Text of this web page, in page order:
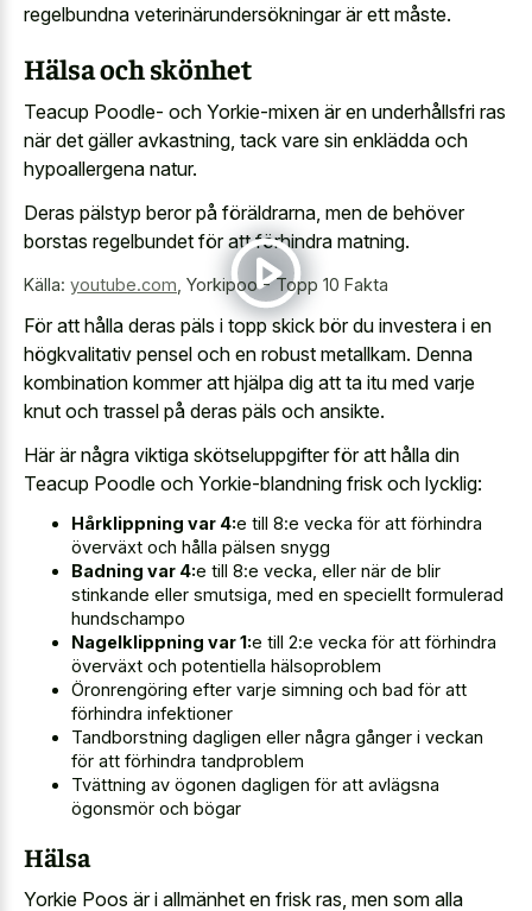
regelbundna veterinärundersökningar är ett måste.
Hälsa och skönhet
Teacup Poodle- och Yorkie-mixen är en underhållsfri ras
när det gäller avkastning, tack vare sin enklädda och
hypoallergena natur.
Deras pälstyp beror på föräldrarna, men de behöver
borstas regelbundet för att förhindra matning.
Källa: youtube.com Yorkipoo - Topp 10 Fakta
För att hålla deras päls i topp skick bör du investera i en
högkvalitativ pensel och en robust metallkam. Denna
kombination kommer att hjälpa dig att ta itu med varje
knut och trassel på deras päls och ansikte.
Här är några viktiga skötseluppgifter för att hålla din
Teacup Poodle och Yorkie-blandning frisk och lycklig:
Hårklippning var 4:e till 8:e vecka för att förhindra
överväxt och hålla pälsen snygg
Badning var 4:e till 8:e vecka, eller när de blir
stinkande eller smutsiga, med en speciellt formulerad
hundschampo
Nagelklippning var 1:e till 2:e vecka för att förhindra
överväxt och potentiella hälsoproblem
Öronrengöring efter varje simning och bad för att
förhindra infektioner
Tandborstning dagligen eller några gånger i veckan
för att förhindra tandproblem
Tvättning av ögonen dagligen för att avlägsna
ögonsmör och bögar
Hälsa
Yorkie Poos är i allmänhet en frisk ras, men som alla